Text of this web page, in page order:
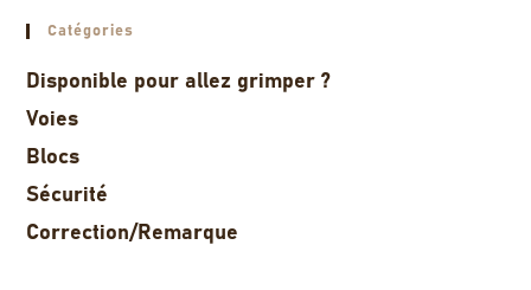
Catégories
Disponible pour allez grimper ?
Voies
Blocs
Sécurité
Correction/Remarque